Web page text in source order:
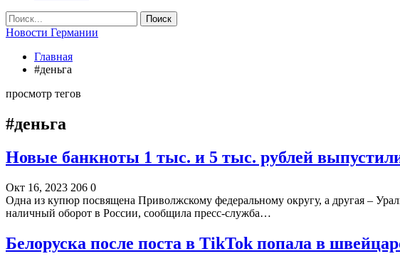
Новости Германии
Главная
#деньга
просмотр тегов
#деньга
Новые банкноты 1 тыс. и 5 тыс. рублей
Окт 16, 2023 206 0
Одна из купюр посвящена Приволжскому федеральному округу, а другая –
наличный оборот в России, сообщила пресс-служба…
Белоруска после поста в TikTok попала в